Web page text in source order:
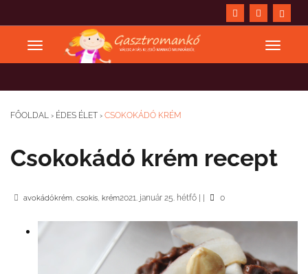
FŐOLDAL › ÉDES ÉLET › CSOKOKÁDÓ KRÉM
Csokokádó krém recept
2021. január 25. hétfő| | 0
avokádókrém, csokis, krém